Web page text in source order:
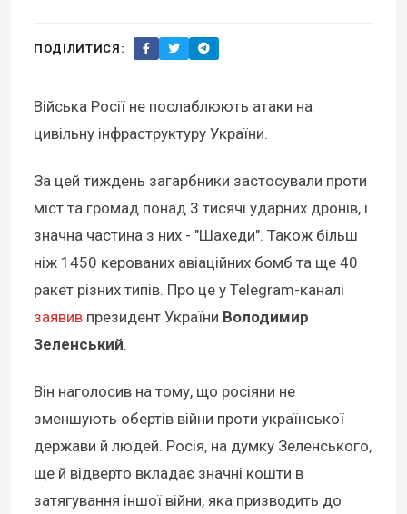
ПОДІЛИТИСЯ:
Війська Росії не послаблюють атаки на
цивільну інфраструктуру України.
За цей тиждень загарбники застосували проти
міст та громад понад 3 тисячі ударних дронів, і
значна частина з них - "Шахеди". Також більш
ніж 1450 керованих авіаційних бомб та ще 40
ракет різних типів. Про це у Telegram-каналі
заявив президент України Володимир
Зеленський.
Він наголосив на тому, що росіяни не
зменшують обертів війни проти української
держави й людей. Росія, на думку Зеленського,
ще й відверто вкладає значні кошти в
затягування іншої війни, яка призводить до